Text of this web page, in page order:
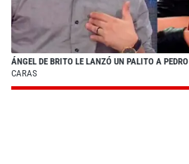
ÁNGEL DE BRITO LE LANZÓ UN PALITO A
CARAS